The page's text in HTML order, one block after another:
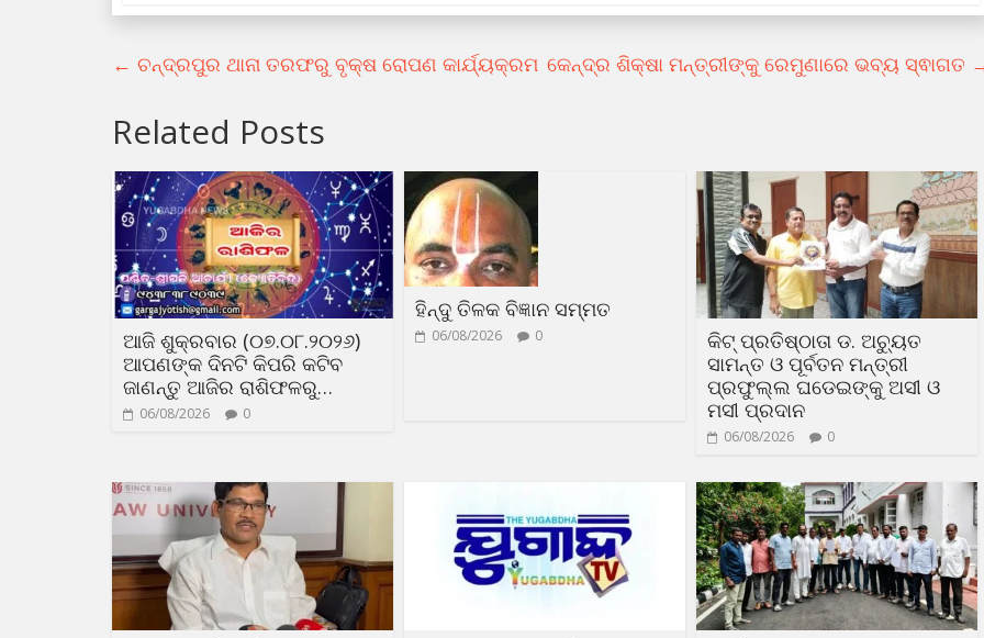
← ଚନ୍ଦ୍ରପୁର ଥାନା ତରଫରୁ ବୃକ୍ଷ ରୋପଣ କାର୍ଯ୍ୟକ୍ରମ କେନ୍ଦ୍ର ଶିକ୍ଷା ମନ୍ତ୍ରୀଙ୍କୁ ରେମୁଣାରେ ଭବ୍ୟ ସ୍ଵାଗତ
Related Posts
ଆଜି ଶୁକ୍ରବାର (୦୭.୦୮.୨୦୨୬)
ଆପଣଙ୍କ ଦିନଟି କିପରି କଟିବ
ଜାଣନ୍ତୁ ଆଜିର ରାଶିଫଳରୁ…
06/08/2026 0
ହିନ୍ଦୁ ତିଳକ ବିଜ୍ଞାନ ସମ୍ମତ
06/08/2026 0
କିଟ୍ ପ୍ରତିଷ୍ଠାତା ଡ. ଅଚ୍ୟୁତ
ସାମନ୍ତ ଓ ପୂର୍ବତନ ମନ୍ତ୍ରୀ
ପ୍ରଫୁଲ୍ଲ ଘଡେଇଙ୍କୁ ଅସୀ ଓ
ମସୀ ପ୍ରଦାନ
06/08/2026 0